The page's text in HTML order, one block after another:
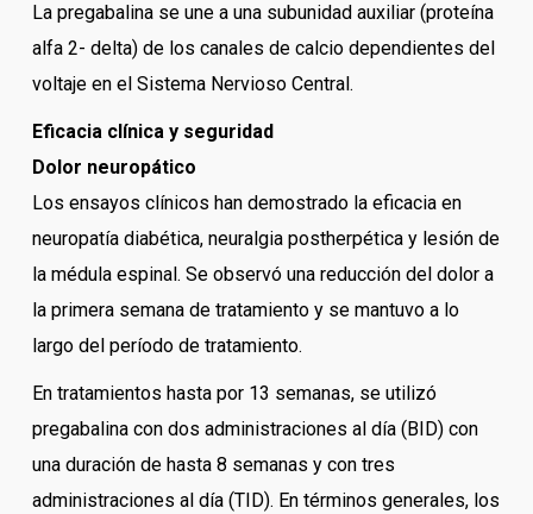
La pregabalina se une a una subunidad auxiliar (proteína
alfa 2- delta) de los canales de calcio dependientes del
voltaje en el Sistema Nervioso Central.
Eficacia clínica y seguridad
Dolor neuropático
Los ensayos clínicos han demostrado la eficacia en
neuropatía diabética, neuralgia postherpética y lesión de
la médula espinal. Se observó una reducción del dolor a
la primera semana de tratamiento y se mantuvo a lo
largo del período de tratamiento.
En tratamientos hasta por 13 semanas, se utilizó
pregabalina con dos administraciones al día (BID) con
una duración de hasta 8 semanas y con tres
administraciones al día (TID). En términos generales, los